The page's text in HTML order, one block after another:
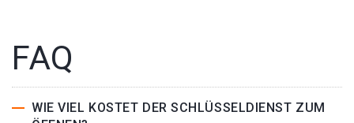
FAQ
WIE VIEL KOSTET DER SCHLÜSSELDIENST ZUM